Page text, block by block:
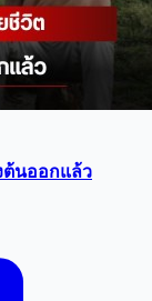
ต้นออกแล้ว